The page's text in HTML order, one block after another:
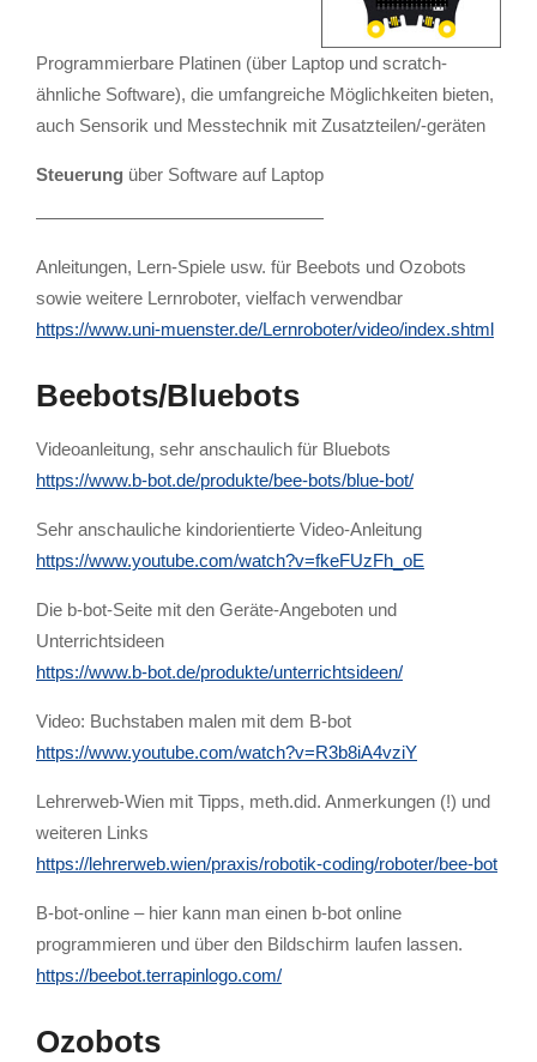
Programmierbare Platinen (über Laptop und scratch-
ähnliche Software), die umfangreiche Möglichkeiten bieten,
auch Sensorik und Messtechnik mit Zusatzteilen/-geräten
Steuerung über Software auf Laptop
————————————————
Anleitungen, Lern-Spiele usw. für Beebots und Ozobots
sowie weitere Lernroboter, vielfach verwendbar
https://www.uni-muenster.de/Lernroboter/video/index.shtml
Beebots/Bluebots
Videoanleitung, sehr anschaulich für Bluebots
https://www.b-bot.de/produkte/bee-bots/blue-bot/
Sehr anschauliche kindorientierte Video-Anleitung
https://www.youtube.com/watch?v=fkeFUzFh_oE
Die b-bot-Seite mit den Geräte-Angeboten und
Unterrichtsideen
https://www.b-bot.de/produkte/unterrichtsideen/
Video: Buchstaben malen mit dem B-bot
https://www.youtube.com/watch?v=R3b8iA4vziY
Lehrerweb-Wien mit Tipps, meth.did. Anmerkungen (!) und
weiteren Links
https://lehrerweb.wien/praxis/robotik-coding/roboter/bee-bot
B-bot-online – hier kann man einen b-bot online
programmieren und über den Bildschirm laufen lassen.
https://beebot.terrapinlogo.com/
Ozobots